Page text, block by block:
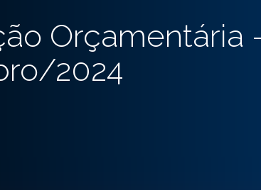
Orçamentária
2024